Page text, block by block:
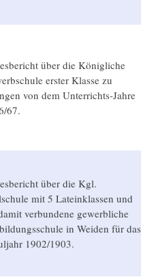
über die Königliche
erster Klasse zu
von dem Unterrichts-Jahre
67.
über die Kgl.
mit 5 Lateinklassen und
verbundene gewerbliche
in Weiden für das
1902/1903.